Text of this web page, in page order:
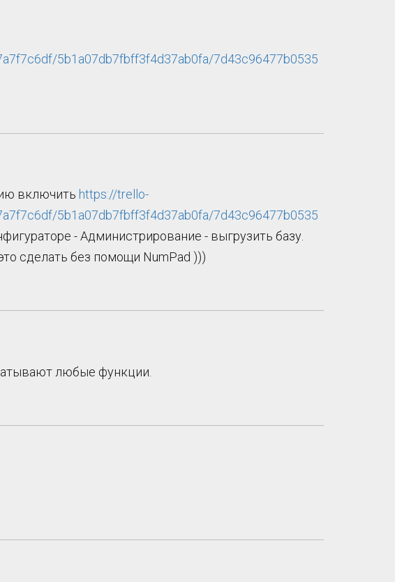
5b1a07db7fbff3f4d37ab0fa/7d43c96477b0535
включить https://trello-
5b1a07db7fbff3f4d37ab0fa/7d43c96477b0535
- Администрирование - выгрузить базу.
сделать без помощи NumPad )))
любые функции.